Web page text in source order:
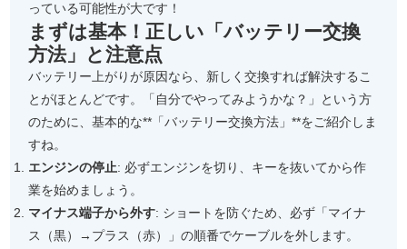
っている可能性が大です！
まずは基本！正しい「バッテリー交換
方法」と注意点
バッテリー上がりが原因なら、新しく交換すれば解決するこ
とがほとんどです。「自分でやってみようかな？」という方
のために、基本的な**「バッテリー交換方法」**をご紹介しま
すね。
エンジンの停止: 必ずエンジンを切り、キーを抜いてから作
業を始めましょう。
マイナス端子から外す: ショートを防ぐため、必ず「マイナ
ス（黒）→プラス（赤）」の順番でケーブルを外します。